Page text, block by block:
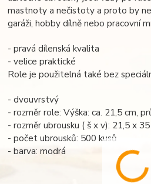
mastnoty a nečistoty a proto by
garáži, hobby dílně nebo pracovní
- pravá dílenská kvalita
- velice praktické
Role je použitelná také bez
- dvouvrstvý
- rozměr role: Výška: ca. 21,5 cm,
- rozměr ubrousku ( š x v): 21,5 x
- počet ubrousků: 500 kusů
- barva: modrá